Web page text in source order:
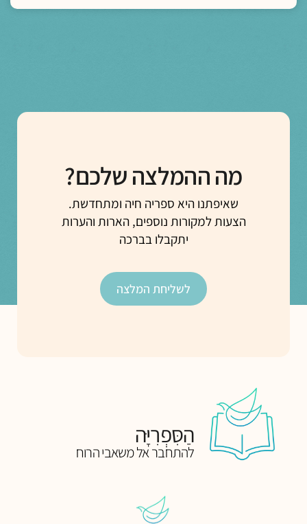
מה ההמלצה שלכם?
שאיפתנו היא ספריה חיה ומתחדשת.
הצעות למקורות נוספים, הארות והערות
יתקבלו בברכה
לשליחת המלצה
הַסִּפְרִיָּה
להתחבר אל משאבי הרוח